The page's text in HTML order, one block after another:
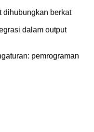
dihubungkan berkat
dalam output
pemrograman